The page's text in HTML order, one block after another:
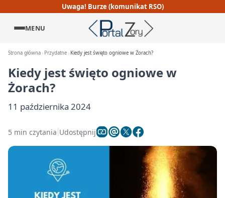
Uwaga! Burze (komunikat RSO)
MENU
Strona główna Przydatne Kiedy jest święto ogniowe w Żorach?
Kiedy jest święto ogniowe w
Żorach?
11 października 2024
5 min czytania Udostępnij